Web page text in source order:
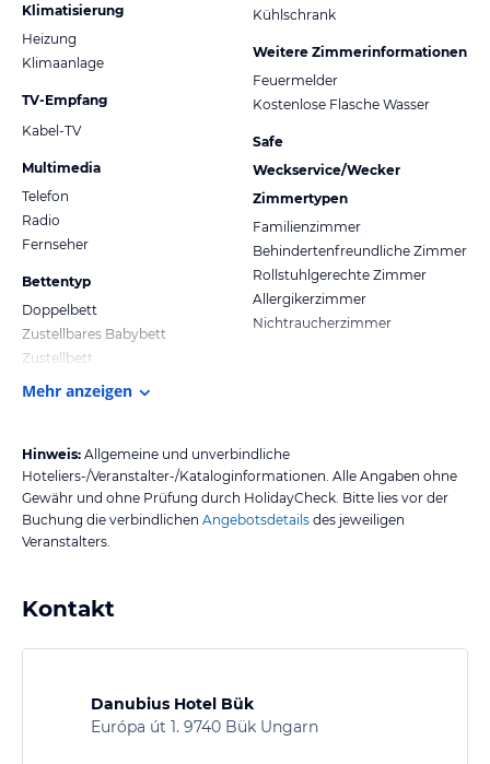
Klimatisierung
Heizung
Klimaanlage
TV-Empfang
Kabel-TV
Multimedia
Telefon
Radio
Fernseher
Bettentyp
Doppelbett
Zustellbares Babybett
Zustellbett
Kühlschrank
Weitere Zimmerinformationen
Feuermelder
Kostenlose Flasche Wasser
Safe
Weckservice/Wecker
Zimmertypen
Familienzimmer
Behindertenfreundliche Zimmer
Rollstuhlgerechte Zimmer
Allergikerzimmer
Nichtraucherzimmer
Mehr anzeigen
Hinweis: Allgemeine und unverbindliche
Hoteliers-/Veranstalter-/Kataloginformationen. Alle Angaben ohne
Gewähr und ohne Prüfung durch HolidayCheck. Bitte lies vor der
Buchung die verbindlichen Angebotsdetails des jeweiligen
Veranstalters.
Kontakt
Danubius Hotel Bük
Európa út 1. 9740 Bük Ungarn